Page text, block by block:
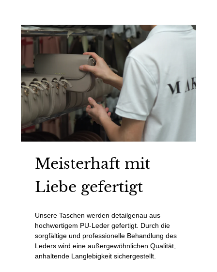
Meisterhaft mit
Liebe gefertigt
Unsere Taschen werden detailgenau aus
hochwertigem PU-Leder gefertigt. Durch die
sorgfältige und professionelle Behandlung des
Leders wird eine außergewöhnlichen Qualität,
anhaltende Langlebigkeit sichergestellt.